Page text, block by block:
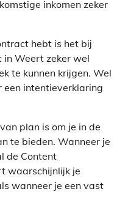
inkomen zeker
hebt is het bij
in Weert zeker wel
te kunnen krijgen. Wel
een intentieverklaring
plan is om je in de
te bieden. Wanneer je
de Content
waarschijnlijk je
wanneer je een vast